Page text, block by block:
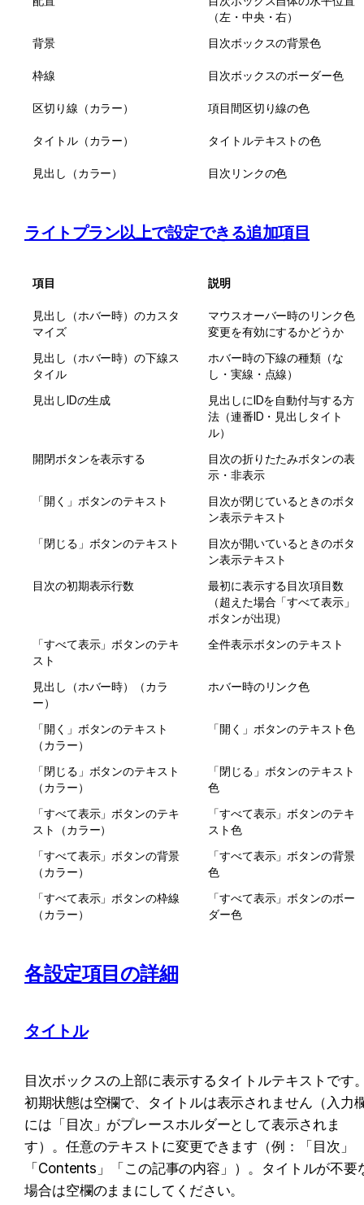
（左・中央・右）
背景
目次ボックスの背景色
枠線 目次ボックスのボーダー色
区切り線（カラー） 項目間区切り線の色
タイトル（カラー） タイトルテキストの色
見出し（カラー） 目次リンクの色
ライトプラン以上で設定できる追加項目
項目 説明
見出し（ホバー時）のカスタ
マイズ
マウスオーバー時のリンク色
変更を有効にするかどうか
見出し（ホバー時）の下線ス
タイル
ホバー時の下線の種類（な
し・実線・点線）
見出しIDの生成
見出しにIDを自動付与する方
法（連番ID・見出しタイト
ル）
開閉ボタンを表示する
目次の折りたたみボタンの表
示・非表示
「開く」ボタンのテキスト
目次が閉じているときのボタ
ン表示テキスト
「閉じる」ボタンのテキスト
目次が開いているときのボタ
ン表示テキスト
目次の初期表示行数
最初に表示する目次項目数
（超えた場合「すべて表示」
ボタンが出現）
「すべて表示」ボタンのテキ
スト
全件表示ボタンのテキスト
見出し（ホバー時）（カラ
ー）
ホバー時のリンク色
「開く」ボタンのテキスト
（カラー）
「開く」ボタンのテキスト色
「閉じる」ボタンのテキスト
（カラー）
「閉じる」ボタンのテキスト
色
「すべて表示」ボタンのテキ
スト（カラー）
「すべて表示」ボタンのテキ
スト色
「すべて表示」ボタンの背景
（カラー）
「すべて表示」ボタンの背景
色
「すべて表示」ボタンの枠線
（カラー）
「すべて表示」ボタンのボー
ダー色
各設定項目の詳細
タイトル
目次ボックスの上部に表示するタイトルテキストです
初期状態は空欄で、タイトルは表示されません（入力
には「目次」がプレースホルダーとして表示されま
す）。任意のテキストに変更できます（例：「目次」
「Contents」「この記事の内容」）。タイトルが不要
場合は空欄のままにしてください。